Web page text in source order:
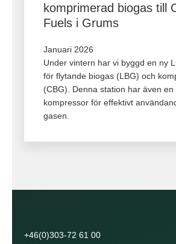
komprimerad biogas till
Fuels i Grums
Januari 2026
Under vintern har vi byggd en ny
för flytande biogas (LBG) och
(CBG). Denna station har även en
kompressor för effektivt
gasen.
+46(0)303-72 61 00